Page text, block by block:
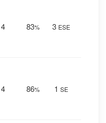
83% 3 ESE
86% 1 SE